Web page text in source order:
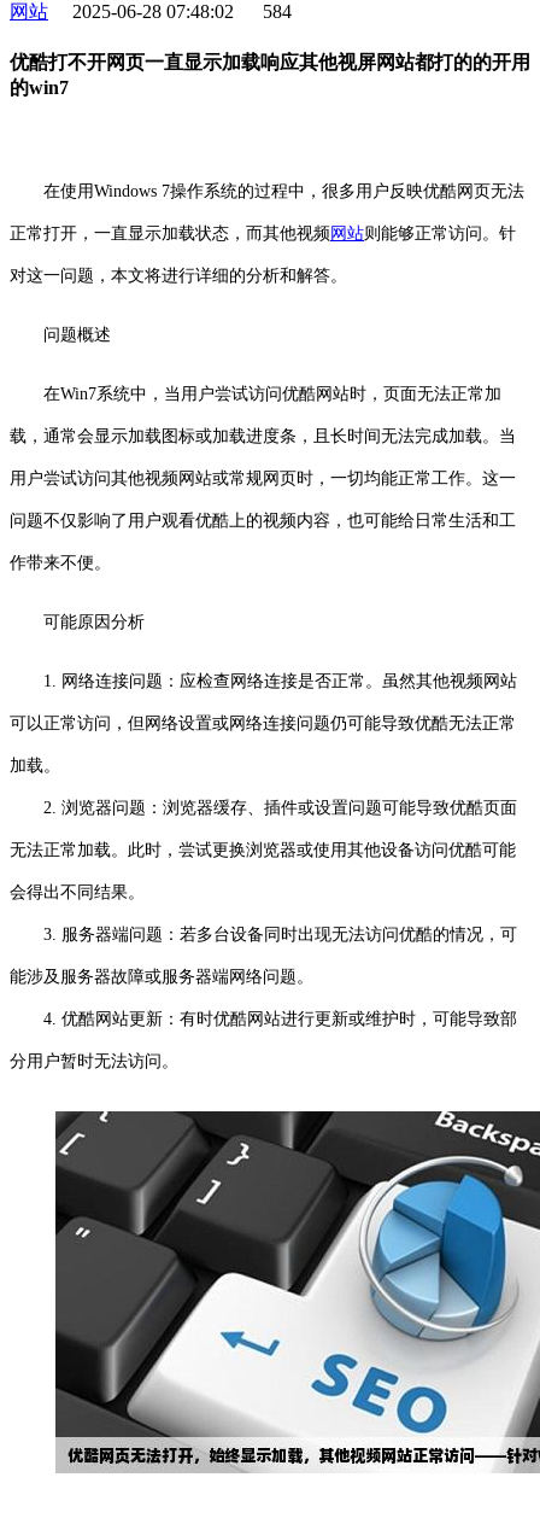
网站 2025-06-28 07:48:02 584
优酷打不开网页一直显示加载响应其他视屏网站都打的的开用
的win7
在使用Windows 7操作系统的过程中，很多用户反映优酷网页无法
正常打开，一直显示加载状态，而其他视频 网站则能够正常访问。针
对这一问题，本文将进行详细的分析和解答。
问题概述
在Win7系统中，当用户尝试访问优酷网站时，页面无法正常加
载，通常会显示加载图标或加载进度条，且长时间无法完成加载。当
用户尝试访问其他视频网站或常规网页时，一切均能正常工作。这一
问题不仅影响了用户观看优酷上的视频内容，也可能给日常生活和工
作带来不便。
可能原因分析
1. 网络连接问题：应检查网络连接是否正常。虽然其他视频网站
可以正常访问，但网络设置或网络连接问题仍可能导致优酷无法正常
加载。
2. 浏览器问题：浏览器缓存、插件或设置问题可能导致优酷页面
无法正常加载。此时，尝试更换浏览器或使用其他设备访问优酷可能
会得出不同结果。
3. 服务器端问题：若多台设备同时出现无法访问优酷的情况，可
能涉及服务器故障或服务器端网络问题。
4. 优酷网站更新：有时优酷网站进行更新或维护时，可能导致部
分用户暂时无法访问。